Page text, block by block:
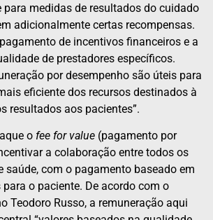
para medidas de resultados do cuidado
adicionalmente certas recompensas.
de incentivos financeiros e a
de prestadores específicos.
por desempenho são úteis para
eficiente dos recursos destinados à
resultados aos pacientes”.
o fee for value (pagamento por
a colaboração entre todos os
saúde, com o pagamento baseado em
o paciente. De acordo com o
Teodoro Russo, a remuneração aqui